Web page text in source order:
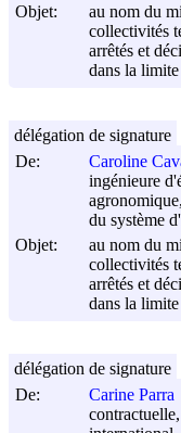
Objet:
au nom du
collectivités
arrêtés et
dans la
De:
Caroline
ingénieure
du système
Objet:
au nom du
collectivités
arrêtés et
dans la
délégation de signature
De:
Carine Parra
délégation de signature